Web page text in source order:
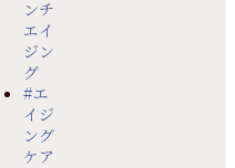
ンチ
エイ
ジン
グ
#エ
イジ
ング
ケア